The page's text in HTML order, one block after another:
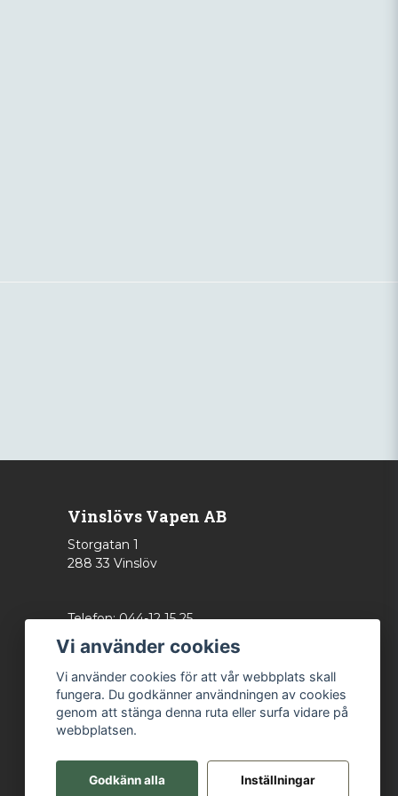
Vinslövs Vapen AB
Storgatan 1
288 33 Vinslöv
Telefon: 044-12 15 25
info@vinslovsvapen.se
Vi använder cookies
Vi använder cookies för att vår webbplats skall
fungera. Du godkänner användningen av cookies
genom att stänga denna ruta eller surfa vidare på
webbplatsen.
Godkänn alla Inställningar